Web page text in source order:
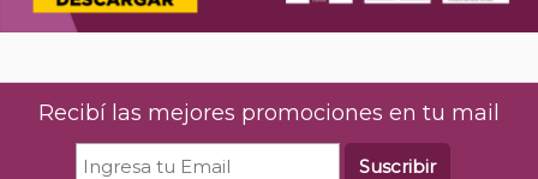
Recibí las mejores promociones en tu mail
Suscribir